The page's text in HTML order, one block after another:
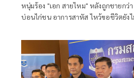
หนุ่มร้อง "เอก สายไหม" หลังถูกชายกว่
บ่อนไก่ชน อาการสาหัส ไหว้ขอชีวิตยัง
สุด พร้อมประสานหน่วยงานตำรวจเร่